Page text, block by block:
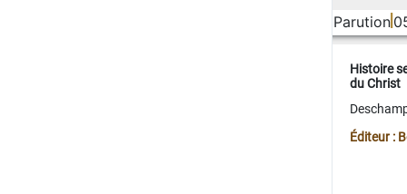
Parution
Histoire
du Christ
Éditeur :